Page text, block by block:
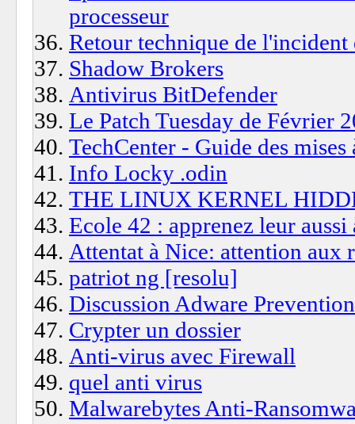
processeur
Retour technique de
Shadow Brokers
Antivirus BitDefender
Le Patch Tuesday de Février
TechCenter - Guide des
Info Locky .odin
THE LINUX KERNEL
Ecole 42 : apprenez leur aussi
Attentat à Nice: attention aux
patriot ng [resolu]
Discussion Adware Prevention
Crypter un dossier
Anti-virus avec Firewall
quel anti virus
Malwarebytes Anti-